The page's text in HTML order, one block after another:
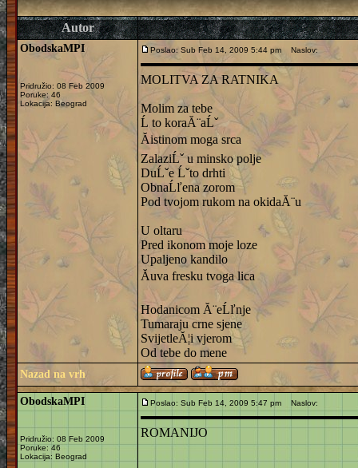
Autor
ObodskaMPI
Pridružio: 08 Feb 2009
Poruke: 46
Lokacija: Beograd
Poslao: Sub Feb 14, 2009 5:44 pm Naslov:
MOLITVA ZA RATNIKA
Molim za tebe
Ĺ to koraĂ¨aĹˇ
Ăistinom moga srca
ZalaziĹˇ u minsko polje
DuĹˇe Ĺˇto drhti
ObnaĹľena zorom
Pod tvojom rukom na okidaĂ¨u
U oltaru
Pred ikonom moje loze
Upaljeno kandilo
Ăuva fresku tvoga lica
Hodanicom Ă¨eĹľnje
Tumaraju crne sjene
SvijetleĂ¦i vjerom
Od tebe do mene
Nazad na vrh
ObodskaMPI
Pridružio: 08 Feb 2009
Poruke: 46
Lokacija: Beograd
Poslao: Sub Feb 14, 2009 5:47 pm Naslov:
ROMANIJO